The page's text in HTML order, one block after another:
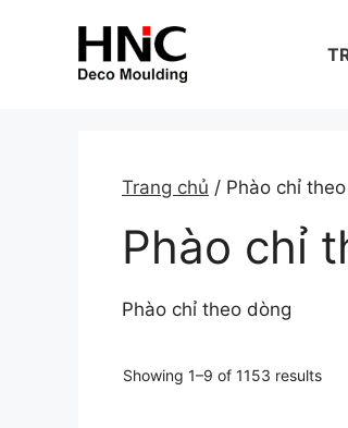
Trang chủ / Phào chỉ
Phào chỉ
Phào chỉ theo dòng
Showing 1–9 of 1153 results